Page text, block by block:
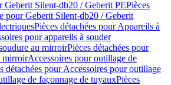
Geberit Silent-db20 / Geberit PEPièces
pour Geberit Silent-db20 / Geberit
Pièces détachées pour Appareils à
pour appareils à souder
au mirroirPièces détachées pour
mirroirAccessoires pour outillage de
détachées pour Accessoires pour outillage
de façonnage de tuyauxPièces